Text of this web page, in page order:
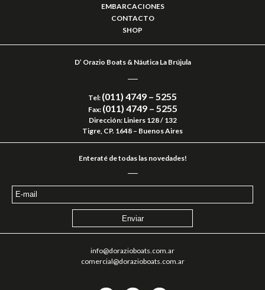
EMBARCACIONES
CONTACTO
SHOP
D’ Orazio Boats & Náutica La Brújula
Tel: (011) 4749 – 5255
Fax: (011) 4749 – 5255
Dirección: Liniers 128 / 132
Tigre, CP. 1648 – Buenos Aires
Enteraté de todas las novedades!
info@dorazioboats.com.ar
comercial@dorazioboats.com.ar